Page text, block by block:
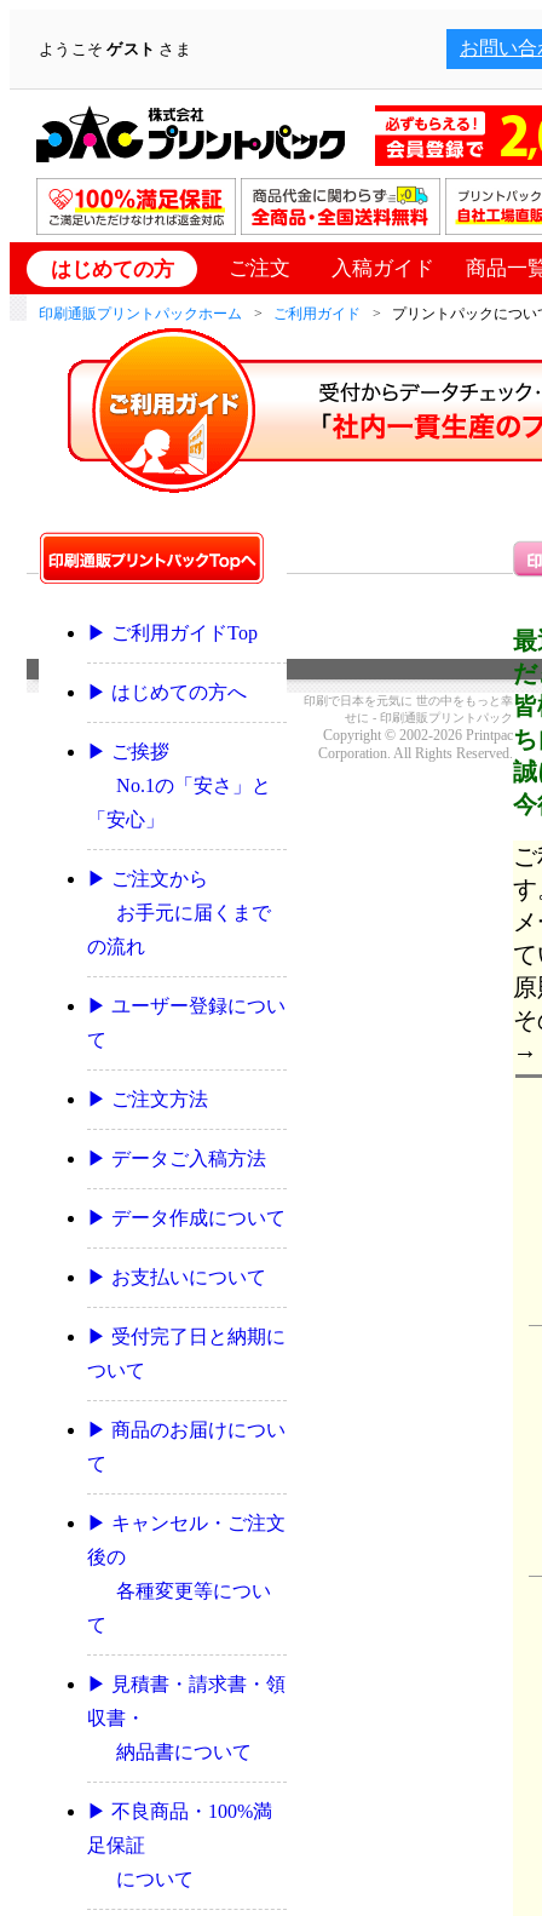
ようこそゲスト さま お問い合
はじめての方 ご注文 入稿ガイド 商品一
印刷通販プリントパックホーム ご利用ガイド プリントパックについ
最
だ
誠
今
す
→
▶ ご利用ガイドTop
▶ はじめての方へ
▶ ご挨拶
No.1の「安さ」と
「安心」
▶ ご注文から
お手元に届くまで
の流れ
▶ ユーザー登録につい
て
▶ ご注文方法
▶ データご入稿方法
▶ データ作成について
▶ お支払いについて
▶ 受付完了日と納期に
ついて
▶ 商品のお届けについ
て
▶ キャンセル・ご注文
後の
各種変更等につい
て
▶ 見積書・請求書・領
収書・
納品書について
▶ 不良商品・100%満
足保証
について
印刷で日本を元気に 世の中をもっと幸
せに - 印刷通販プリントパック
Copyright © 2002-2026 Printpac
Corporation. All Rights Reserved.